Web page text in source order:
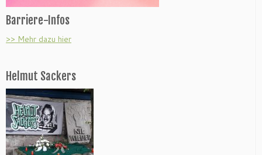
Barriere-Infos
>> Mehr dazu hier
Helmut Sackers